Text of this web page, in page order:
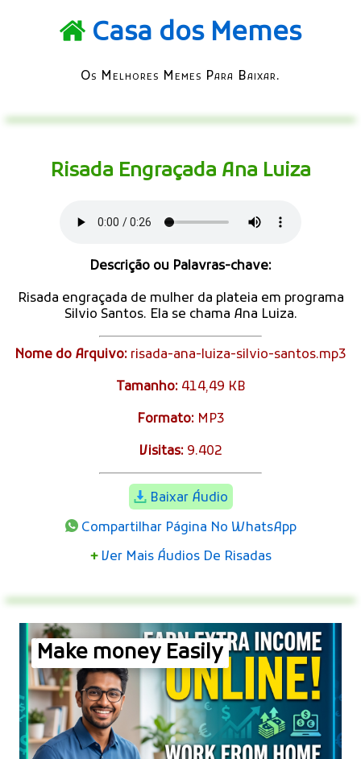
Casa dos Memes
Os Melhores Memes Para Baixar.
Risada Engraçada Ana Luiza
Descrição ou Palavras-chave:
Risada engraçada de mulher da plateia em programa
Silvio Santos. Ela se chama Ana Luiza.
Nome do Arquivo: risada-ana-luiza-silvio-santos.mp3
Tamanho:414,49 KB
Formato:MP3
Visitas:9.402
Baixar Áudio
Compartilhar Página No WhatsApp
+ Ver Mais Áudios De Risadas
Make money Easily